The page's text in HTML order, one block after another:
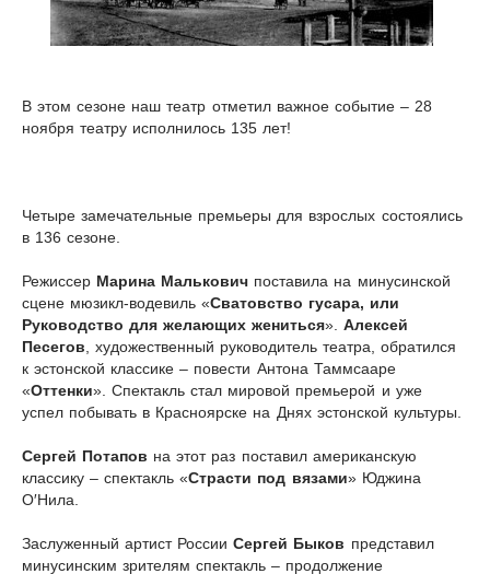
В этом сезоне наш театр отметил важное событие – 28
ноября театру исполнилось 135 лет!
Четыре замечательные премьеры для взрослых состоялись
в 136 сезоне.
Режиссер Марина Малькович поставила на минусинской
сцене мюзикл-водевиль «Сватовство гусара, или
Руководство для желающих жениться».Алексей
Песегов , художественный руководитель театра, обратился
к эстонской классике – повести Антона Таммсааре
«Оттенки». Спектакль стал мировой премьерой и уже
успел побывать в Красноярске на Днях эстонской культуры.
Сергей Потапов на этот раз поставил американскую
классику – спектакль «Страсти под вязами» Юджина
О′Нила.
Заслуженный артист РоссииСергей Быков представил
минусинским зрителям спектакль – продолжение